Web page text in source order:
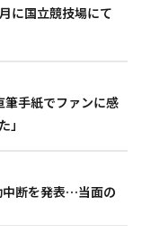
に国立競技場にて
筆手紙でファンに感
」
中断を発表…当面の